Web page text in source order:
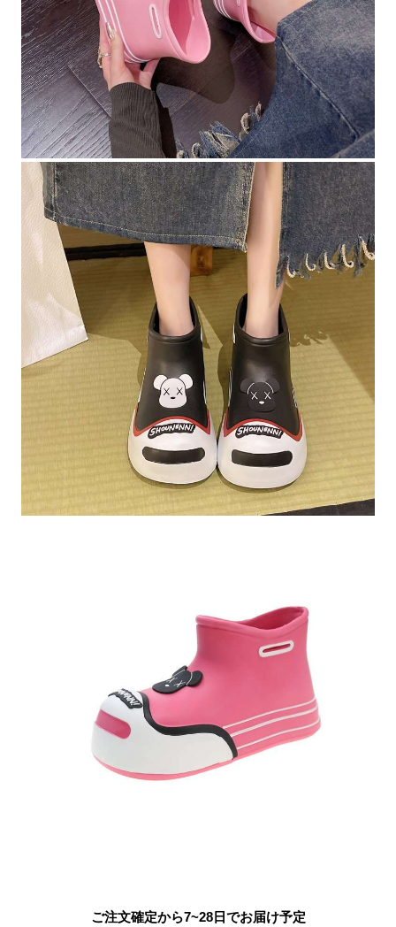
ご注文確定から7~28日でお届け予定